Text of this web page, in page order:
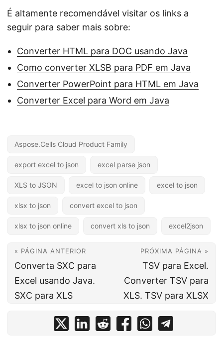
É altamente recomendável visitar os links a
seguir para saber mais sobre:
Converter HTML para DOC usando Java
Como converter XLSB para PDF em Java
Converter PowerPoint para HTML em Java
Converter Excel para Word em Java
Aspose.Cells Cloud Product Family
export excel to json excel parse json
XLS to JSON excel to json online excel to json
xlsx to json convert excel to json
xlsx to json online convert xls to json excel2json
« PÁGINA ANTERIOR
Converta SXC para
Excel usando Java.
SXC para XLS
PRÓXIMA PÁGINA »
TSV para Excel.
Converter TSV para
XLS. TSV para XLSX